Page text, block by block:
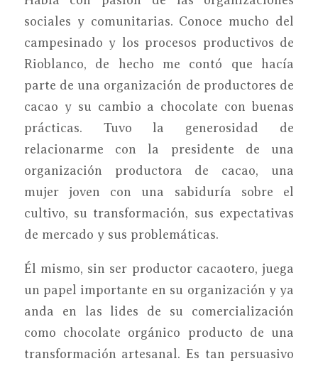
sociales y comunitarias. Conoce mucho del
campesinado y los procesos productivos de
Rioblanco, de hecho me contó que hacía
parte de una organización de productores de
cacao y su cambio a chocolate con buenas
prácticas. Tuvo la generosidad de
relacionarme con la presidente de una
organización productora de cacao, una
mujer joven con una sabiduría sobre el
cultivo, su transformación, sus expectativas
de mercado y sus problemáticas.
Él mismo, sin ser productor cacaotero, juega
un papel importante en su organización y ya
anda en las lides de su comercialización
como chocolate orgánico producto de una
transformación artesanal. Es tan persuasivo